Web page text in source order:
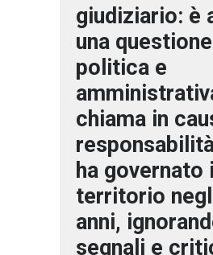
giudiziario: è
una questione
politica e
chiama in
ha governato il
territorio
anni,
segnali e